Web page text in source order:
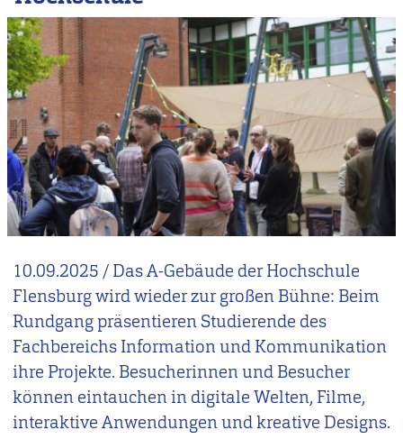
10.09.2025 /Das A-Gebäude der Hochschule
Flensburg wird wieder zur großen Bühne: Beim
Rundgang präsentieren Studierende des
Fachbereichs Information und Kommunikation
ihre Projekte. Besucherinnen und Besucher
können eintauchen in digitale Welten, Filme,
interaktive Anwendungen und kreative Designs.